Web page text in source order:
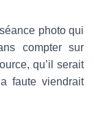
photo qui
compter sur
qu’il serait
faute viendrait